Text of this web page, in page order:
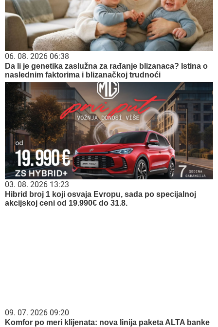
06. 08. 2026 06:38
Da li je genetika zaslužna za rađanje blizanaca? Istina o
naslednim faktorima i blizanačkoj trudnoći
03. 08. 2026 13:23
Hibrid broj 1 koji osvaja Evropu, sada po specijalnoj
akcijskoj ceni od 19.990€ do 31.8.
09. 07. 2026 09:20
Komfor po meri klijenata: nova linija paketa ALTA banke